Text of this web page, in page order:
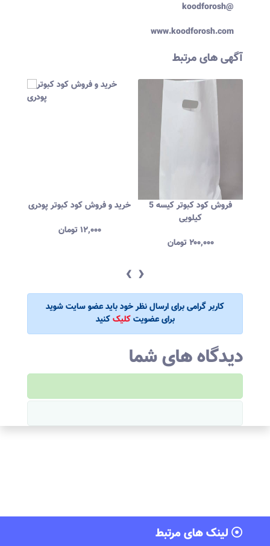
koodforosh@
www.koodforosh.com
آگهی های مرتبط
فروش کود کبوتر کیسه 5
خرید و فروش کود گاوی
‹ ›
کاربر گرامی برای ارسال نظر خود باید عضو سایت شوید
برای عضویتکلیککنید
دیدگاه های شما
لینک های مرتبط